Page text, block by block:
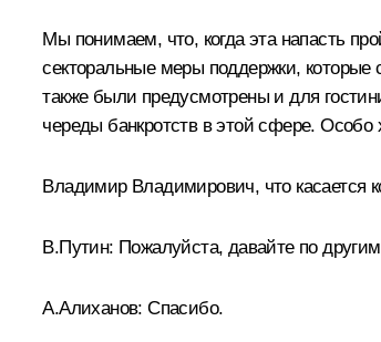
Мы понимаем, что, когда эта напасть
секторальные меры поддержки,
также были предусмотрены и для
череды банкротств в этой сфере.
Владимир Владимирович, что касается
В.Путин: Пожалуйста, давайте по
А.Алиханов: Спасибо.